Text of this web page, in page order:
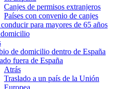
Canjes de permisos extranjeros
Países con convenio de canjes
para mayores de 65 años
de domicilio dentro de España
fuera de España
Atrás
Traslado a un país de la Unión